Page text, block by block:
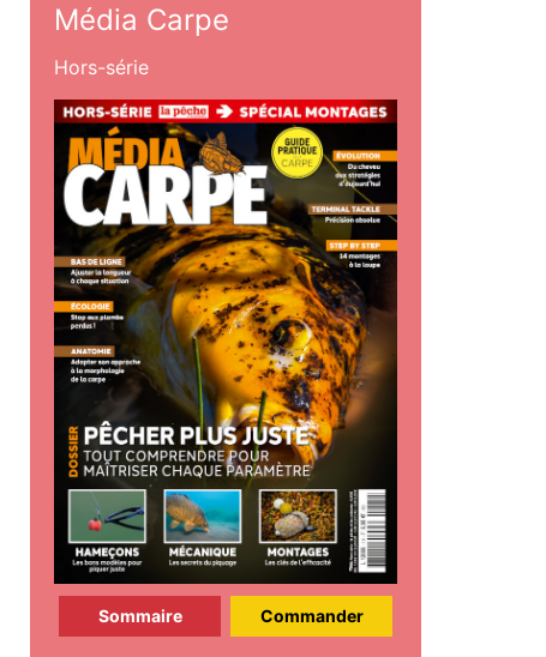
Média Carpe
Hors-série
Sommaire Commander